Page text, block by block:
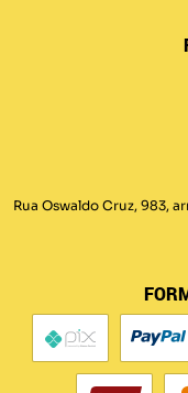
Rua Oswaldo Cruz, 983,